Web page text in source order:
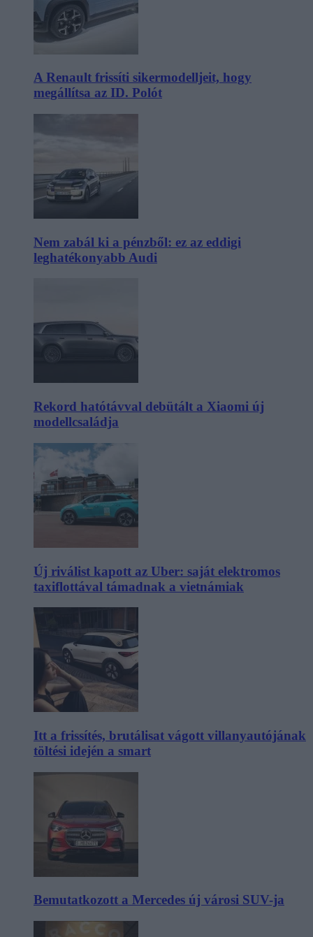
A Renault frissíti sikermodelljeit, hogy
megállítsa az ID. Polót
Nem zabál ki a pénzből: ez az eddigi
leghatékonyabb Audi
Rekord hatótávval debütált a Xiaomi új
modellcsaládja
Új riválist kapott az Uber: saját elektromos
taxiflottával támadnak a vietnámiak
Itt a frissítés, brutálisat vágott villanyautójának
töltési idején a smart
Bemutatkozott a Mercedes új városi SUV-ja